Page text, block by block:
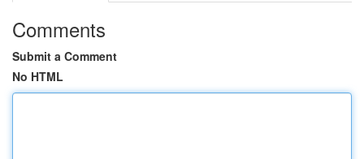
Comments
Submit a Comment
No HTML